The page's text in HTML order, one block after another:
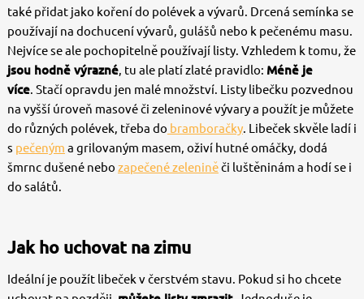
také přidat jako koření do polévek a vývarů. Drcená semínka se
používají na dochucení vývarů, gulášů nebo k pečenému masu.
Nejvíce se ale pochopitelně používají listy. Vzhledem k tomu, že
jsou hodně výrazné, tu ale platí zlaté pravidlo: Méně je
více. Stačí opravdu jen malé množství. Listy libečku pozvednou
na vyšší úroveň masové či zeleninové vývary a použít je můžete
do různých polévek, třeba do bramboračky. Libeček skvěle ladí i
s pečeným a grilovaným masem, oživí hutné omáčky, dodá
šmrnc dušené nebo zapečené zeleniněči luštěninám a hodí se i
do salátů.
Jak ho uchovat na zimu
Ideální je použít libeček v čerstvém stavu. Pokud si ho chcete